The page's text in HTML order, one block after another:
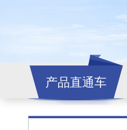
产品直通车